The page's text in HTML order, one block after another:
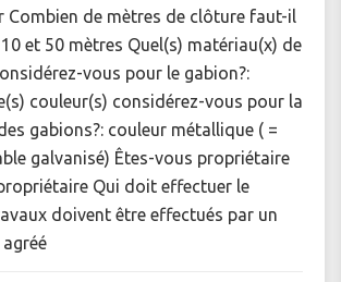
Combien de mètres de clôture faut-il
et 50 mètres Quel(s) matériau(x) de
vous pour le gabion?:
couleur(s) considérez-vous pour la
gabions?: couleur métallique ( =
galvanisé) Êtes-vous propriétaire
Qui doit effectuer le
doivent être effectués par un